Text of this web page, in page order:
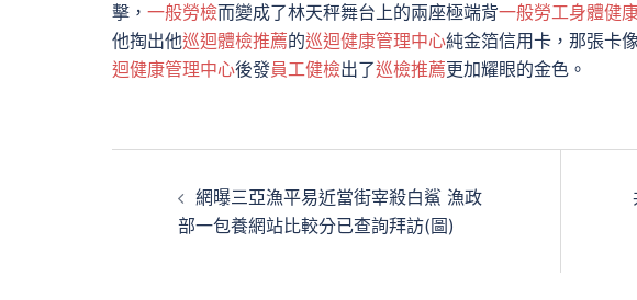
擊， 一般勞檢而變成了林天秤舞台上的兩座極端背一般勞工身體健
他掏出他巡迴體檢推薦的巡迴健康管理中心純金箔信用卡，那張卡
迴健康管理中心後發員工健檢出了巡檢推薦更加耀眼的金色。
網曝三亞漁平易近當街宰殺白鯊 漁政
部一包養網站比較分已查詢拜訪(圖)